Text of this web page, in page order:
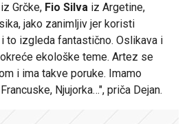
iz Grčke, Fio Silva iz Argetine,
jako zanimljiv jer koristi
to izgleda fantastično. Oslikava i
ekološke teme. Artez se
i ima takve poruke. Imamo
Njujorka…", priča Dejan.